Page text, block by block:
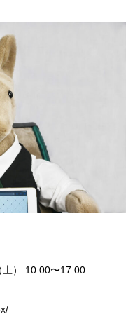
） 10:00〜17:00